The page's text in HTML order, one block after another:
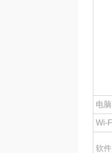
电脑
Wi-
软件